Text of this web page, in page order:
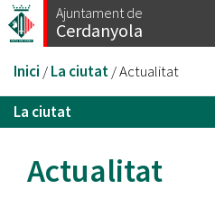
Vés
al
Ajuntament de
Cerdanyola
Esteu
aquí
Inici /La ciutat/Actualitat
La ciutat
Actualitat